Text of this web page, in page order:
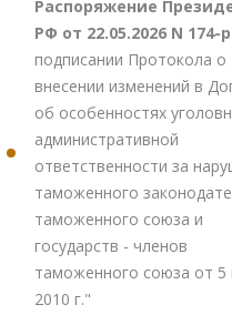
Распоряжение
РФ от 22.05.2026 N 174-
подписании Протокола о
внесении изменений в
об особенностях
административной
ответственности за
таможенного
таможенного союза и
государств - членов
таможенного союза от 5
2010 г."